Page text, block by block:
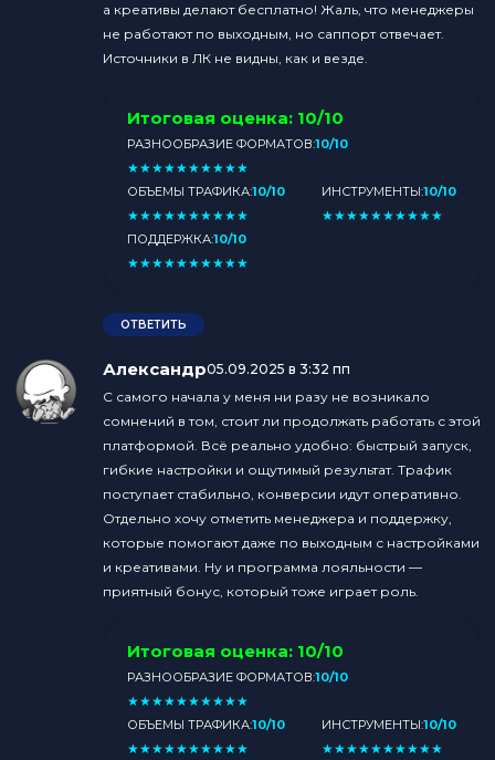
а креативы делают бесплатно! Жаль, что менеджеры
не работают по выходным, но саппорт отвечает.
Источники в ЛК не видны, как и везде.
РАЗНООБРАЗИЕ ФОРМАТОВ:10/10
★★★★★★★★★★
ОБЪЕМЫ ТРАФИКА:10/10
★★★★★★★★★★
ИНСТРУМЕНТЫ:10/10
★★★★★★★★★★
ПОДДЕРЖКА:10/10
★★★★★★★★★★
Итоговая оценка: 10/10
ОТВЕТИТЬ
Александр:05.09.2025 в 3:32 пп
С самого начала у меня ни разу не возникало
сомнений в том, стоит ли продолжать работать с этой
платформой. Всё реально удобно: быстрый запуск,
гибкие настройки и ощутимый результат. Трафик
поступает стабильно, конверсии идут оперативно.
Отдельно хочу отметить менеджера и поддержку,
которые помогают даже по выходным с настройками
и креативами. Ну и программа лояльности —
приятный бонус, который тоже играет роль.
РАЗНООБРАЗИЕ ФОРМАТОВ:10/10
★★★★★★★★★★
ОБЪЕМЫ ТРАФИКА:10/10
★★★★★★★★★★
ИНСТРУМЕНТЫ:10/10
★★★★★★★★★★
Итоговая оценка: 10/10